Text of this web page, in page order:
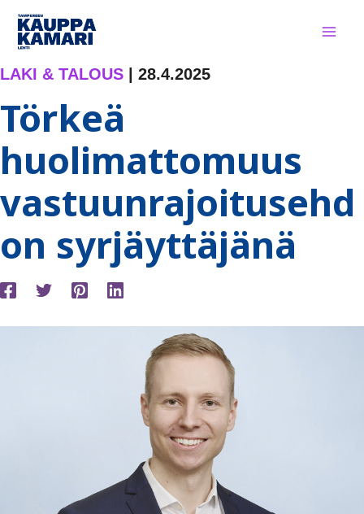
Siirry
sisältöön
LAKI & TALOUS 28.4.2025
Törkeä
huolimattomuus
vastuunrajoitusehd
on syrjäyttäjänä